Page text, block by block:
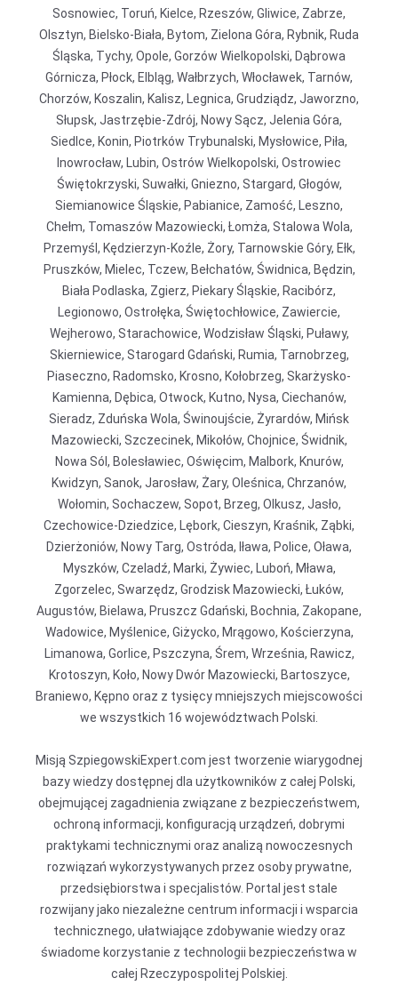
Sosnowiec, Toruń, Kielce, Rzeszów, Gliwice, Zabrze,
Olsztyn, Bielsko-Biała, Bytom, Zielona Góra, Rybnik, Ruda
Śląska, Tychy, Opole, Gorzów Wielkopolski, Dąbrowa
Górnicza, Płock, Elbląg, Wałbrzych, Włocławek, Tarnów,
Chorzów, Koszalin, Kalisz, Legnica, Grudziądz, Jaworzno,
Słupsk, Jastrzębie-Zdrój, Nowy Sącz, Jelenia Góra,
Siedlce, Konin, Piotrków Trybunalski, Mysłowice, Piła,
Inowrocław, Lubin, Ostrów Wielkopolski, Ostrowiec
Świętokrzyski, Suwałki, Gniezno, Stargard, Głogów,
Siemianowice Śląskie, Pabianice, Zamość, Leszno,
Chełm, Tomaszów Mazowiecki, Łomża, Stalowa Wola,
Przemyśl, Kędzierzyn-Koźle, Żory, Tarnowskie Góry, Ełk,
Pruszków, Mielec, Tczew, Bełchatów, Świdnica, Będzin,
Biała Podlaska, Zgierz, Piekary Śląskie, Racibórz,
Legionowo, Ostrołęka, Świętochłowice, Zawiercie,
Wejherowo, Starachowice, Wodzisław Śląski, Puławy,
Skierniewice, Starogard Gdański, Rumia, Tarnobrzeg,
Piaseczno, Radomsko, Krosno, Kołobrzeg, Skarżysko-
Kamienna, Dębica, Otwock, Kutno, Nysa, Ciechanów,
Sieradz, Zduńska Wola, Świnoujście, Żyrardów, Mińsk
Mazowiecki, Szczecinek, Mikołów, Chojnice, Świdnik,
Nowa Sól, Bolesławiec, Oświęcim, Malbork, Knurów,
Kwidzyn, Sanok, Jarosław, Żary, Oleśnica, Chrzanów,
Wołomin, Sochaczew, Sopot, Brzeg, Olkusz, Jasło,
Czechowice-Dziedzice, Lębork, Cieszyn, Kraśnik, Ząbki,
Dzierżoniów, Nowy Targ, Ostróda, Iława, Police, Oława,
Myszków, Czeladź, Marki, Żywiec, Luboń, Mława,
Zgorzelec, Swarzędz, Grodzisk Mazowiecki, Łuków,
Augustów, Bielawa, Pruszcz Gdański, Bochnia, Zakopane,
Wadowice, Myślenice, Giżycko, Mrągowo, Kościerzyna,
Limanowa, Gorlice, Pszczyna, Śrem, Września, Rawicz,
Krotoszyn, Koło, Nowy Dwór Mazowiecki, Bartoszyce,
Braniewo, Kępno oraz z tysięcy mniejszych miejscowości
we wszystkich 16 województwach Polski.
Misją SzpiegowskiExpert.com jest tworzenie wiarygodnej
bazy wiedzy dostępnej dla użytkowników z całej Polski,
obejmującej zagadnienia związane z bezpieczeństwem,
ochroną informacji, konfiguracją urządzeń, dobrymi
praktykami technicznymi oraz analizą nowoczesnych
rozwiązań wykorzystywanych przez osoby prywatne,
przedsiębiorstwa i specjalistów. Portal jest stale
rozwijany jako niezależne centrum informacji i wsparcia
technicznego, ułatwiające zdobywanie wiedzy oraz
świadome korzystanie z technologii bezpieczeństwa w
całej Rzeczypospolitej Polskiej.